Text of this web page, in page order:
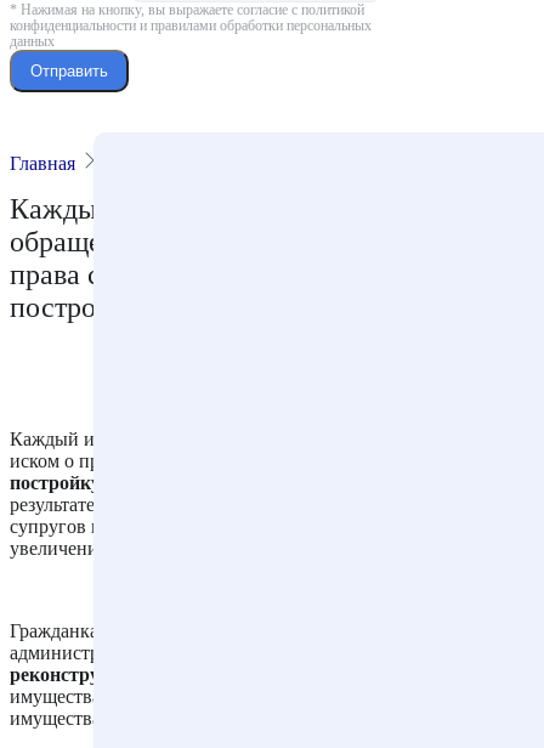
* Нажимая на кнопку, вы выражаете согласие с политикой
конфиденциальности и правилами обработки персональных
данных
Отправить
Главная
Каждый из супругов наделен правом на
обращение в суд с иском о признании
права собственности на самовольную
постройку
Каждый из супругов наделен правом на обращение в суд с
иском о признании права собственности на
постройку
результате реконструкции принадлежащего одному из
супругов недвижимого имущества, повлекшей значительное
увеличение его стоимости.
Гражданка обратилась в суд с иском к бывшему супругу и
администрации муниципального образования
реконструкции жилого дома законной
имущества совместно нажитым и разделе совместно нажитого
имущества.